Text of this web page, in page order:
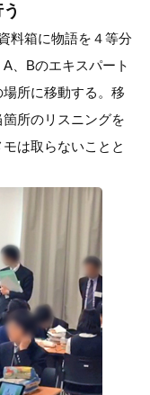
料箱に物語を４等分
、Bのエキスパート
所に移動する。移
所のリスニングを
は取らないことと